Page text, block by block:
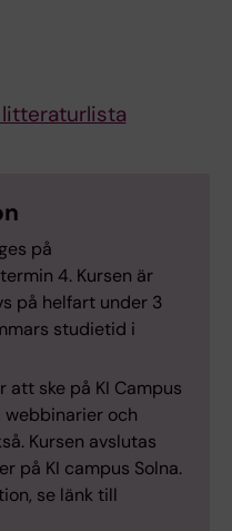
på
4. Kursen är
på helfart under 3
studietid i
att ske på KI Campus
webbinarier och
Kursen avslutas
på KI campus Solna.
se länk till